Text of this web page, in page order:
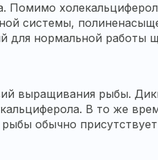
системы,
для нормальной работы
выращивания рыбы.
В то же
обычно